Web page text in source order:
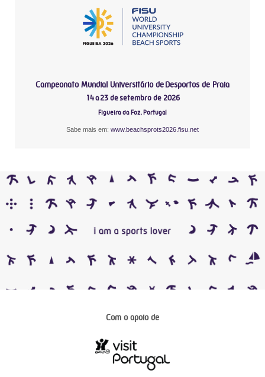
Campeonato Mundial Universitário de Desportos de Praia
14 a 23 de setembro de 2026
Figueira da Foz, Portugal
Sabe mais em: www.beachsprots2026.fisu.net
Com o apoio de